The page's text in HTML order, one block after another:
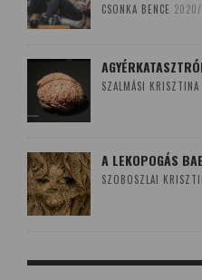
CSONKA BENCE
SZALMÁSI KRISZTINA
A LEKOPOGÁS
SZOBOSZLAI